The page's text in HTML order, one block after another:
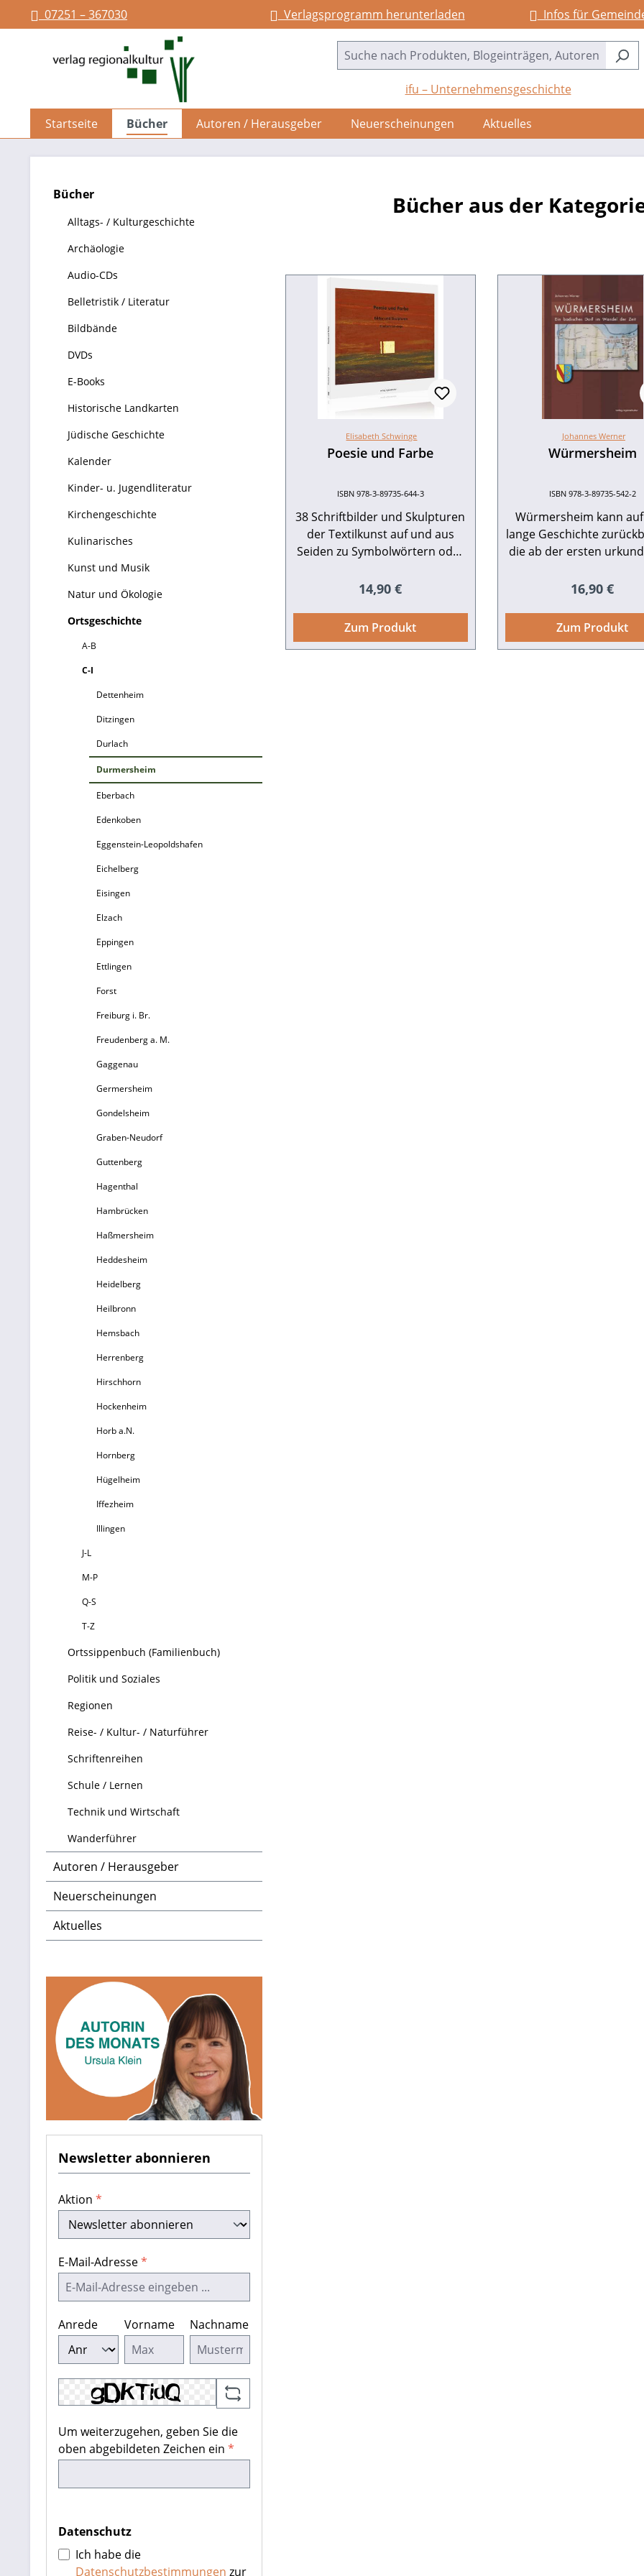
Zur Hauptnavigation springen
07251 – 367030 Verlagsprogramm herunterladen Infos für
ifu – Unternehmensgeschichte
Startseite Bücher Autoren / Herausgeber Neuerscheinungen Aktuelles
Bücher
Alltags- / Kulturgeschichte
Archäologie
Audio-CDs
Belletristik / Literatur
Bildbände
DVDs
E-Books
Historische Landkarten
Jüdische Geschichte
Kalender
Kinder- u. Jugendliteratur
Kirchengeschichte
Kulinarisches
Kunst und Musik
Natur und Ökologie
Ortsgeschichte
A-B
C-I
Dettenheim
Ditzingen
Durlach
Durmersheim
Eberbach
Edenkoben
Eggenstein-Leopoldshafen
Eichelberg
Eisingen
Elzach
Eppingen
Ettlingen
Forst
Freiburg i. Br.
Freudenberg a. M.
Gaggenau
Germersheim
Gondelsheim
Graben-Neudorf
Guttenberg
Hagenthal
Hambrücken
Haßmersheim
Heddesheim
Heidelberg
Heilbronn
Hemsbach
Herrenberg
Hirschhorn
Hockenheim
Horb a.N.
Hornberg
Hügelheim
Iffezheim
Illingen
J-L
M-P
Q-S
T-Z
Ortssippenbuch (Familienbuch)
Politik und Soziales
Regionen
Reise- / Kultur- / Naturführer
Schriftenreihen
Schule / Lernen
Technik und Wirtschaft
Wanderführer
Autoren / Herausgeber
Neuerscheinungen
Aktuelles
Newsletter abonnieren
Aktion *
E-Mail-Adresse*
Anrede Vorname Nachname
Um weiterzugehen, geben Sie die
oben abgebildeten Zeichen ein *
Datenschutz
Ich habe die
Datenschutzbestimmungen zur
Bücher aus der
Elisabeth Schwinge
Poesie und Farbe
ISBN 978-3-89735-644-3
38 Schriftbilder und Skulpturen
der Textilkunst auf und aus
Seiden zu Symbolwörtern oder
Goethes Faust sowie zu Texten
Hermann Hesse und Antoine de
ganzseitigen Wiedergaben mit
Regulärer Preis:
14,90 €
Zum Produkt
Johannes Werner
Würmersheim
ISBN 978-3-89735-542-2
Würmersheim kann
lange Geschichte
die ab der ersten
belegbar ist. In der
Rheinebene gelegen,
im „Windschatten
Regulärer
16,90 €
Zum Produkt